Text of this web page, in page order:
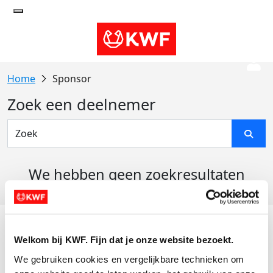
Welkom bij KWF. Fijn dat je onze website bezoekt.
We gebruiken cookies en vergelijkbare technieken om
Sponsor
Zoek een deelnemer
We hebben geen zoekresultaten
Actiematerialen
Evenementen